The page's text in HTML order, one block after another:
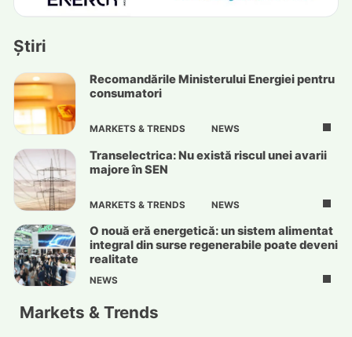
Știri
Recomandările Ministerului Energiei pentru
consumatori
MARKETS & TRENDS NEWS
Transelectrica: Nu există riscul unei avarii
majore în SEN
MARKETS & TRENDS NEWS
O nouă eră energetică: un sistem alimentat
integral din surse regenerabile poate deveni
realitate
NEWS
Markets & Trends